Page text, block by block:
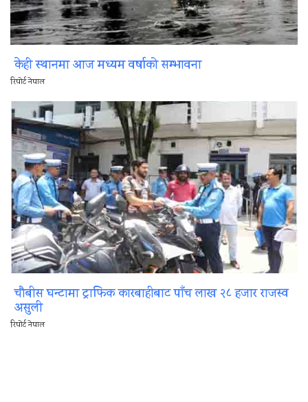
केही स्थानमा आज मध्यम वर्षाको सम्भावना
रिपोर्ट नेपाल
चौबीस घन्टामा ट्राफिक कारबाहीबाट पाँच लाख २८ हजार राजस्व
असुली
रिपोर्ट नेपाल